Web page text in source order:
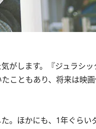
がします。『ジュラシ
こともあり、将来は映
。ほかにも、1年ぐらい